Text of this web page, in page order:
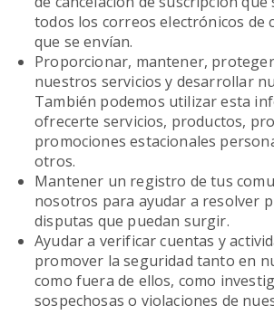
todos los correos electrónicos de
que se envían.
Proporcionar, mantener,
nuestros servicios y desarrollar
También podemos utilizar esta
ofrecerte servicios, productos,
promociones estacionales
otros.
Mantener un registro de tus
nosotros para ayudar a resolver
disputas que puedan surgir.
Ayudar a verificar cuentas y
promover la seguridad tanto en
como fuera de ellos, como
sospechosas o violaciones de